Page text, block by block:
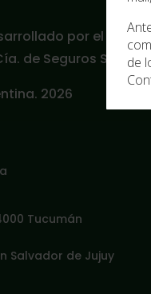
por el
de Seguros S.A.
2026
Tucumán
Salvador de Jujuy
de